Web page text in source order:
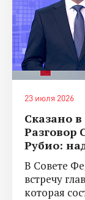
23 июля 2026
Сказано
Разговор
Рубио:
В Совете
встречу
которая